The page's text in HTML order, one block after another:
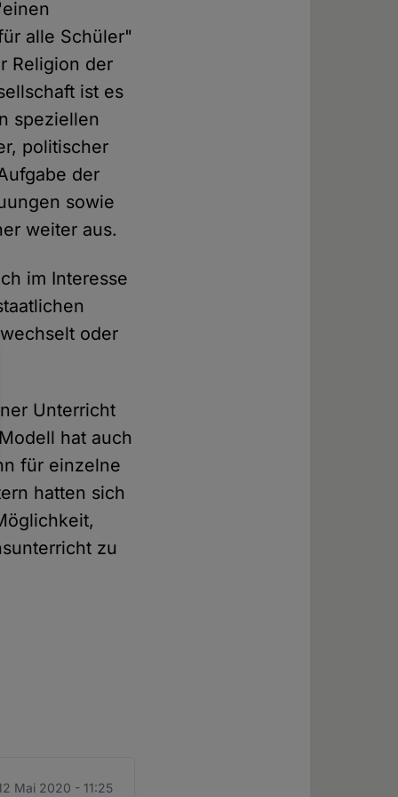
alle Schüler"
Religion der
ist es
speziellen
politischer
der
sowie
weiter aus.
im Interesse
oder
Unterricht
hat auch
für einzelne
hatten sich
zu
Mai 2020 - 11:25